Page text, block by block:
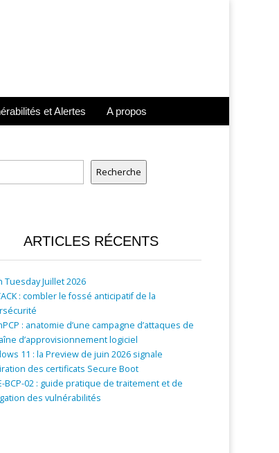
et Alertes A propos
Recherche
ARTICLES RÉCENTS
Tuesday Juillet 2026
: combler le fossé anticipatif de la
: anatomie d’une campagne d’attaques de
d’approvisionnement logiciel
11 : la Preview de juin 2026 signale
des certificats Secure Boot
BCP-02 : guide pratique de traitement et de
des vulnérabilités